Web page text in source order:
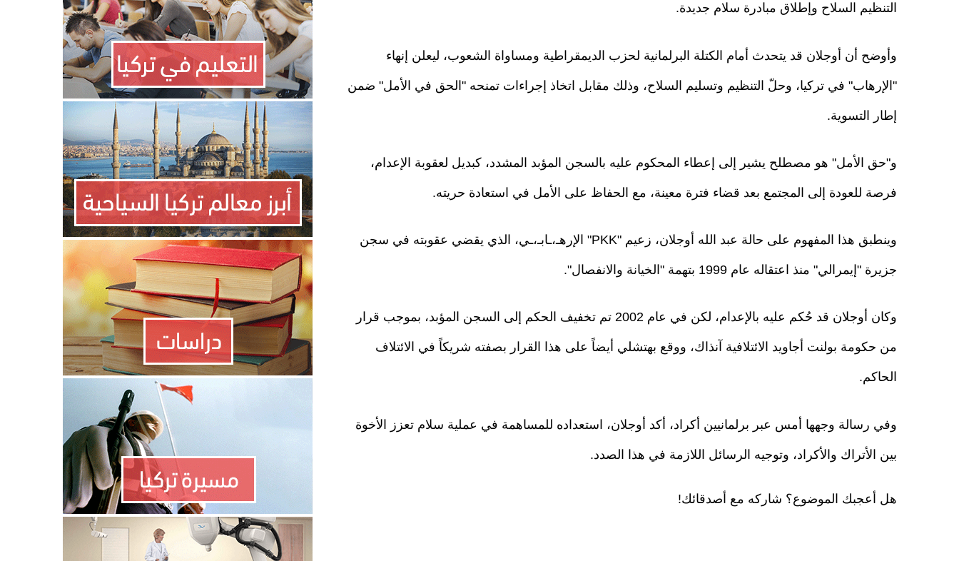
التنظيم السلاح وإطلاق مبادرة سلام جديدة.
وأوضح أن أوجلان قد يتحدث أمام الكتلة البرلمانية لحزب الديمقراطية ومساواة الشعوب، ليعلن إنهاء
"الإرهاب" في تركيا، وحلّ التنظيم وتسليم السلاح، وذلك مقابل اتخاذ إجراءات تمنحه "الحق في الأمل" ضمن
إطار التسوية.
و"حق الأمل" هو مصطلح يشير إلى إعطاء المحكوم عليه بالسجن المؤبد المشدد، كبديل لعقوبة الإعدام،
فرصة للعودة إلى المجتمع بعد قضاء فترة معينة، مع الحفاظ على الأمل في استعادة حريته.
وينطبق هذا المفهوم على حالة عبد الله أوجلان، زعيم "PKK" الإرهـ،ـابـ،ـي، الذي يقضي عقوبته في سجن
جزيرة "إيمرالي" منذ اعتقاله عام 1999 بتهمة "الخيانة والانفصال".
وكان أوجلان قد حُكم عليه بالإعدام، لكن في عام 2002 تم تخفيف الحكم إلى السجن المؤبد، بموجب قرار
من حكومة بولنت أجاويد الائتلافية آنذاك، ووقع بهتشلي أيضاً على هذا القرار بصفته شريكاً في الائتلاف
الحاكم.
وفي رسالة وجهها أمس عبر برلمانيين أكراد، أكد أوجلان، استعداده للمساهمة في عملية سلام تعزز الأخوة
بين الأتراك والأكراد، وتوجيه الرسائل اللازمة في هذا الصدد.
هل أعجبك الموضوع؟ شاركه مع أصدقائك!